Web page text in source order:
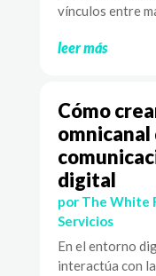
vínculos entre
leer más
Cómo
digital
por The White
Servicios
En el entorno
interactúa con